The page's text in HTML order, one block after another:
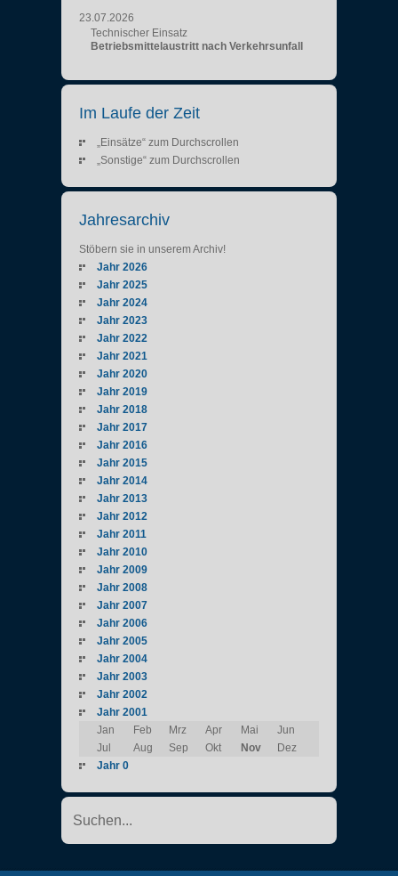
23.07.2026
Technischer Einsatz
Betriebsmittelaustritt nach Verkehrsunfall
Im Laufe der Zeit
„Einsätze“ zum Durchscrollen
„Sonstige“ zum Durchscrollen
Jahresarchiv
Stöbern sie in unserem Archiv!
Jahr 2026
Jahr 2025
Jahr 2024
Jahr 2023
Jahr 2022
Jahr 2021
Jahr 2020
Jahr 2019
Jahr 2018
Jahr 2017
Jahr 2016
Jahr 2015
Jahr 2014
Jahr 2013
Jahr 2012
Jahr 2011
Jahr 2010
Jahr 2009
Jahr 2008
Jahr 2007
Jahr 2006
Jahr 2005
Jahr 2004
Jahr 2003
Jahr 2002
Jahr 2001
Jan
Feb Mrz Apr Mai
Jun
Jul
Aug Sep Okt Nov
Dez
Jahr 0